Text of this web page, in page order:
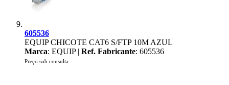
605536
EQUIP CHICOTE CAT6 S/FTP 10M AZUL
Marca: EQUIP | Ref. Fabricante: 605536
Preço sob consulta